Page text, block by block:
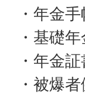
・年金
・基礎
・年金
・被爆